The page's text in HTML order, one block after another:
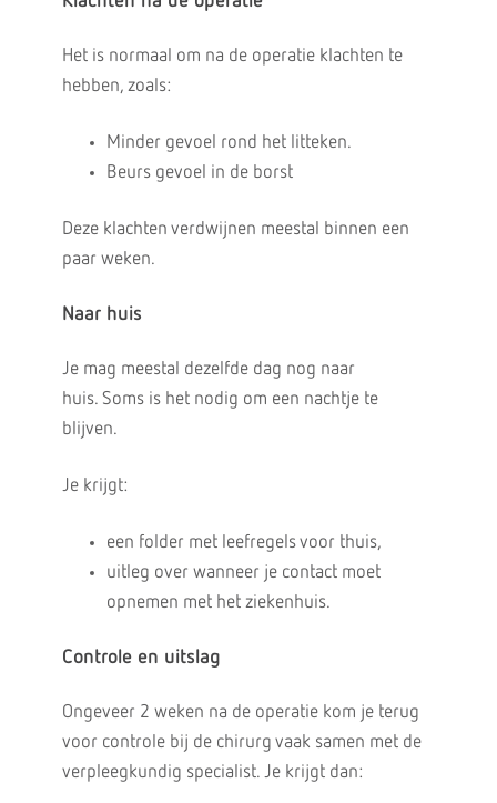
Het is normaal om na de operatie klachten te
hebben, zoals:
Minder gevoel rond het litteken.
Beurs gevoel in de borst
Deze klachten verdwijnen meestal binnen een
paar weken.
Naar huis
Je mag meestal dezelfde dag nog naar
huis. Soms is het nodig om een nachtje te
blijven.
Je krijgt:
een folder met leefregels voor thuis,
uitleg over wanneer je contact moet
opnemen met het ziekenhuis.
Controle en uitslag
Ongeveer 2 weken na de operatie kom je terug
voor controle bij de chirurg vaak samen met de
verpleegkundig specialist. Je krijgt dan: